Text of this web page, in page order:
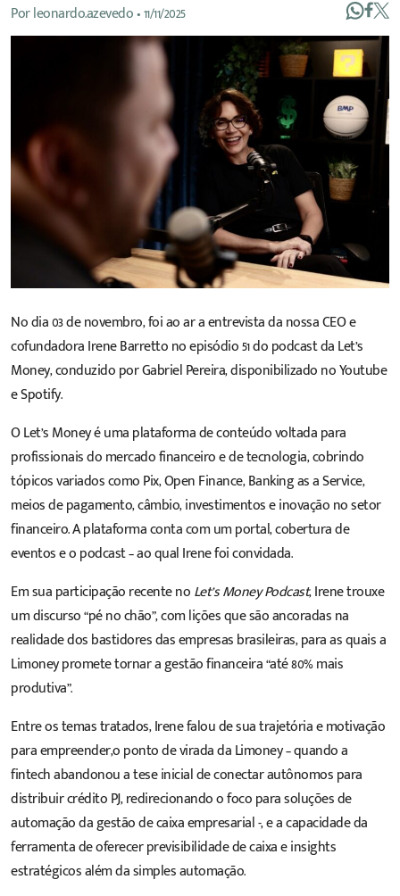
Porleonardo.azevedo•11/11/2025
No dia 03 de novembro, foi ao ar a entrevista da nossa CEO e
cofundadoraIrene Barrettono episódio 51 do podcast daLet’s
Money, conduzido porGabriel Pereira, disponibilizado no Youtube
e Spotify.
O Let’s Money é uma plataforma de conteúdo voltada para
profissionais do mercado financeiro e de tecnologia, cobrindo
tópicos variados como Pix, Open Finance, Banking as a Service,
meios de pagamento, câmbio, investimentos e inovação no setor
financeiro. A plataforma conta com um portal, cobertura de
eventos e o podcast – ao qual Irene foi convidada.
Em sua participação recente noLet’s Money Podcast, Irene trouxe
um discurso “pé no chão”, com lições que são ancoradas na
realidade dos bastidores das empresas brasileiras, para as quais a
Limoney promete tornar a gestão financeira “até 80% mais
produtiva”.
Entre os temas tratados, Irene falou de sua trajetória e motivação
para empreender,o ponto de virada da Limoney – quando a
fintech abandonou a tese inicial de conectar autônomos para
distribuir crédito PJ, redirecionando o foco para soluções de
automação da gestão de caixa empresarial -, e a capacidade da
ferramenta de oferecer previsibilidade de caixa e insights
estratégicos além da simples automação.